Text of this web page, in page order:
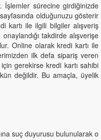
İşlemler sürecine girdiğinizde
olduğunuzu gösterir
kartı ile ilgili bilgiler alışveriş
takdirde alışverişe
Online olarak kredi kartı ile
ilk defa sipariş veren
gerekirse kredi kartı sahibi
değildir. Bu amaçla, üyelik
suç duyurusu bulunularak o